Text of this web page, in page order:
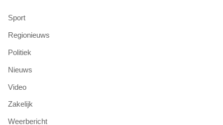
Sport
Regionieuws
Politiek
Nieuws
Video
Zakelijk
Weerbericht